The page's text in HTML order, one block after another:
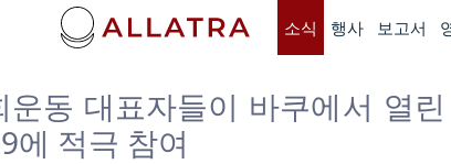
소식 행사 보고서
운동 대표자들이 바쿠에서 열
에 적극 참여